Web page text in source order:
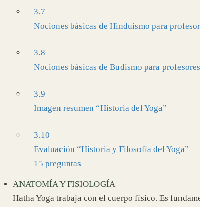
3.7
Nociones básicas de Hinduismo para
3.8
Nociones básicas de Budismo para
3.9
Imagen resumen “Historia del Yoga”
3.10
Evaluación “Historia y Filosofía del Yoga”
15 preguntas
ANATOMÍA Y FISIOLOGÍA
Hatha Yoga trabaja con el cuerpo físico. Es